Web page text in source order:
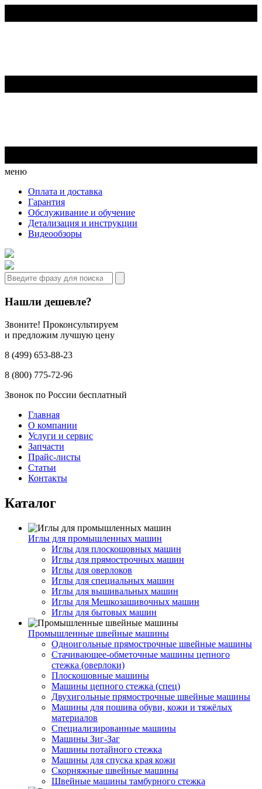
меню
Оплата и доставка
Гарантия
Обслуживание и обучение
Детализация и инструкции
Видеообзоры
Нашли дешевле?
Звоните! Проконсультируем
и предложим лучшую цену
8 (499) 653-88-23
8 (800) 775-72-96
Звонок по России бесплатный
Главная
О компании
Услуги и сервис
Запчасти
Прайс-листы
Статьи
Контакты
Каталог
Иглы для промышленных машин
Иглы для плоскошовных машин
Иглы для прямострочных машин
Иглы для оверлоков
Иглы для специальных машин
Иглы для вышивальных машин
Иглы для Мешкозашивочных машин
Иглы для бытовых машин
Промышленные швейные машины
Одноигольные прямострочные швейные машины
Стачивающее-обметочные машины цепного
стежка (оверлоки)
Плоскошовные машины
Машины цепного стежка (спец)
Двухигольные прямострочные швейные машины
Машины для пошива обуви, кожи и тяжёлых
материалов
Специализированные машины
Машины Зиг-Заг
Машины потайного стежка
Машины для спуска края кожи
Скорняжные швейные машины
Швейные машины тамбурного стежка